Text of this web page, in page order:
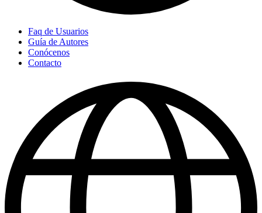
Faq de Usuarios
Guía de Autores
Conócenos
Contacto